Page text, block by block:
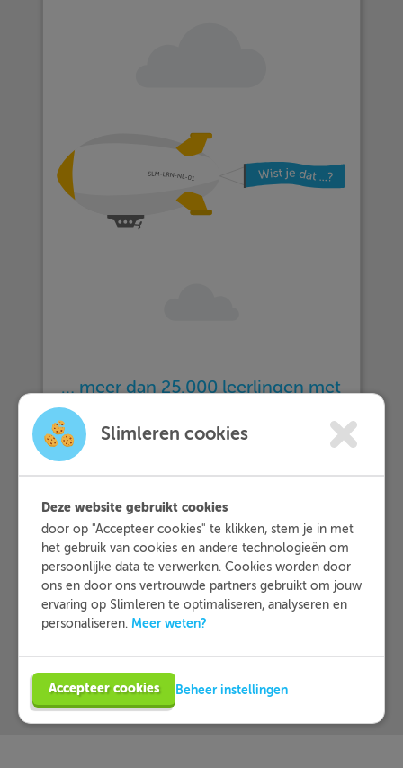
… meer dan 25.000 leerlingen met
… en dat zij Slimleren gemiddeld
Meer informatie
Probeer nu 1 week gratis
Slimleren cookies
Deze website gebruikt cookies
door op "Accepteer cookies" te klikken, stem je in met
het gebruik van cookies en andere technologieën om
persoonlijke data te verwerken. Cookies worden door
ons en door ons vertrouwde partners gebruikt om jouw
ervaring op Slimleren te optimaliseren, analyseren en
personaliseren. Meer weten?
Accepteer cookies Beheer instellingen